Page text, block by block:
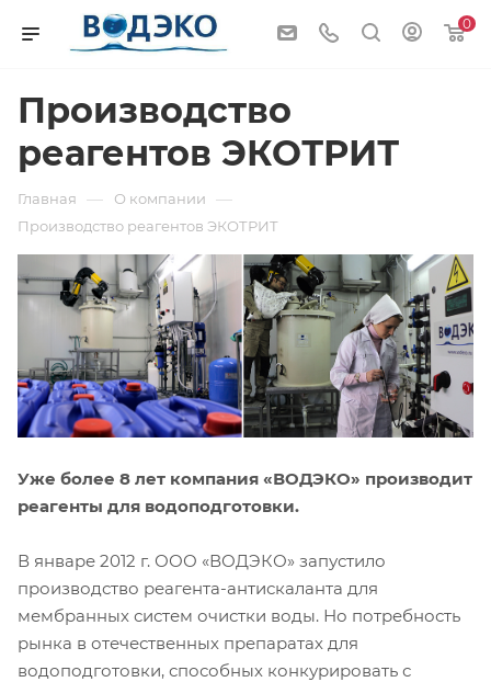
0
Производство
реагентов ЭКОТРИТ
Главная — О компании —
Производство реагентов ЭКОТРИТ
Уже более 8 лет компания «ВОДЭКО» производит
реагенты для водоподготовки.
В январе 2012 г. ООО «ВОДЭКО» запустило
производство реагента-антискаланта для
мембранных систем очистки воды. Но потребность
рынка в отечественных препаратах для
водоподготовки, способных конкурировать с